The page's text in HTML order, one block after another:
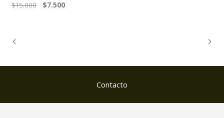
$15.000 $7.500
Contacto